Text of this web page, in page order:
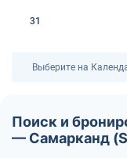
31
Выберите на
Поиск и
— Самарканд